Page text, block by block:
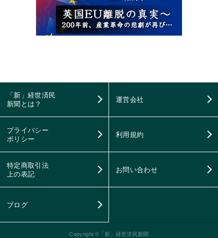
「新」経世済民
新聞とは？
運営会社
プライバシー
ポリシー
利用規約
特定商取引法
上の表記
お問い合わせ
ブログ
Copyright© 「新」経世済民新聞